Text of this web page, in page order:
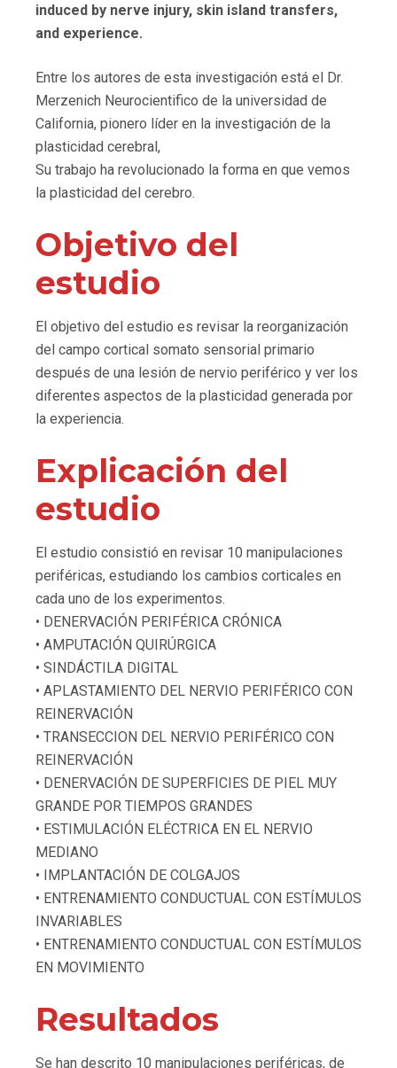
induced by nerve injury, skin island transfers,
and experience.
Entre los autores de esta investigación está el Dr.
Merzenich Neurocientifico de la universidad de
California, pionero líder en la investigación de la
plasticidad cerebral,
Su trabajo ha revolucionado la forma en que vemos
la plasticidad del cerebro.
Objetivo del
estudio
El objetivo del estudio es revisar la reorganización
del campo cortical somato sensorial primario
después de una lesión de nervio periférico y ver los
diferentes aspectos de la plasticidad generada por
la experiencia.
Explicación del
estudio
El estudio consistió en revisar 10 manipulaciones
periféricas, estudiando los cambios corticales en
cada uno de los experimentos.
• DENERVACIÓN PERIFÉRICA CRÓNICA
• AMPUTACIÓN QUIRÚRGICA
• SINDÁCTILA DIGITAL
• APLASTAMIENTO DEL NERVIO PERIFÉRICO CON
REINERVACIÓN
• TRANSECCION DEL NERVIO PERIFÉRICO CON
REINERVACIÓN
• DENERVACIÓN DE SUPERFICIES DE PIEL MUY
GRANDE POR TIEMPOS GRANDES
• ESTIMULACIÓN ELÉCTRICA EN EL NERVIO
MEDIANO
• IMPLANTACIÓN DE COLGAJOS
• ENTRENAMIENTO CONDUCTUAL CON ESTÍMULOS
INVARIABLES
• ENTRENAMIENTO CONDUCTUAL CON ESTÍMULOS
EN MOVIMIENTO
Resultados
Se han descrito 10 manipulaciones periféricas, de